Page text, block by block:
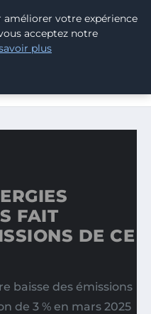
FAIT CHUTER
FAIT
DE CE
baisse des émissions
de 3 % en mars 2025
améliorer votre expérience
acceptez notre
plus